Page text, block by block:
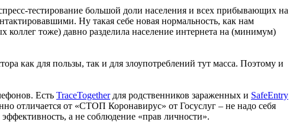
тестирование большой доли населения и всех прибывающих на
Ну такая себе новая нормальность, как нам
коллег тоже) давно разделила население интернета на (минимум)
как для пользы, так и для злоупотреблений тут масса. Поэтому и
Есть TraceTogetherдля родственников зараженных и SafeEntry
отличается от «СТОП Коронавирус» от Госуслуг – не надо себя
а не соблюдение «прав личности».